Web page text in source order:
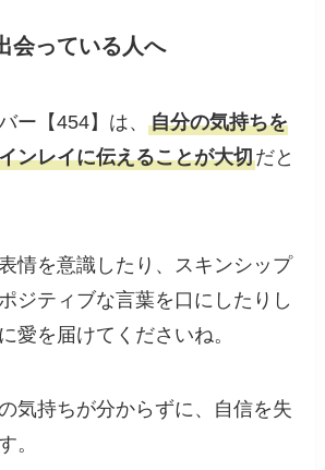
会っている人へ
ー【454】は、自分の気持ちを
ンレイに伝えることが大切だと
情を意識したり、スキンシップ
ジティブな言葉を口にしたりし
愛を届けてくださいね。
気持ちが分からずに、自信を失
。